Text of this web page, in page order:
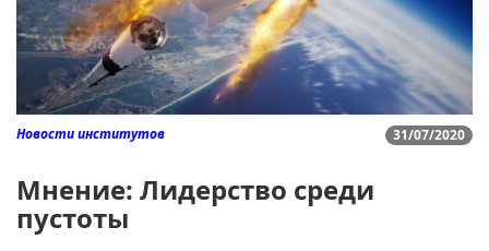
31/07/2020
Новости институтов
Мнение: Лидерство среди
пустоты